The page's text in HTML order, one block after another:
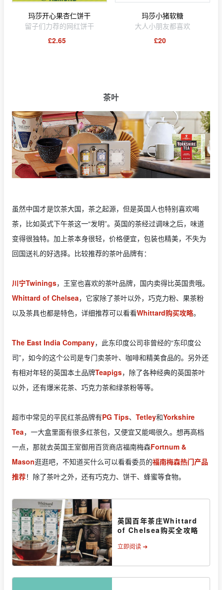
玛莎开心果杏仁饼干
留子们力荐的网红饼干
£2.65
玛莎小猪软糖
大人小朋友都喜欢
£20
茶叶
虽然中国才是饮茶大国，茶之起源，但是英国人也特别喜欢喝
茶，比如英式下午茶这一“发明”。英国的茶经过调味之后，味道
变得很独特。加上茶本身很轻，价格便宜，包装也精美，不失为
回国送礼的好选择。比较推荐的茶叶品牌有：
川宁Twinings，王室也喜欢的茶叶品牌，国内卖得比英国贵哦。
Whittard of Chelsea，它家除了茶叶以外，巧克力粉、果茶粉
以及茶具也都是特色，详细推荐可以看看Whittard购买攻略。
The East India Company，此东印度公司非曾经的“东印度公
司”，如今的这个公司是专门卖茶叶、咖啡和精美食品的。另外还
有相对年轻的英国本土品牌Teapigs，除了各种经典的英国茶叶
以外，还有爆米花茶、巧克力茶和绿茶粉等等。
超市中常见的平民红茶品牌有PG Tips、 Tetley和Yorkshire
Tea，一大盒里面有很多红茶包，又便宜又能喝很久。想再高档
一点，那就去英国王室御用百货商店福南梅森Fortnum &
Mason逛逛吧，不知道买什么可以看看委员的福南梅森热门产品
推荐！除了茶叶之外，还有巧克力、饼干、蜂蜜等食物。
英国百年茶庄Whittard
of Chelsea购买全攻略
立即阅读 ➔